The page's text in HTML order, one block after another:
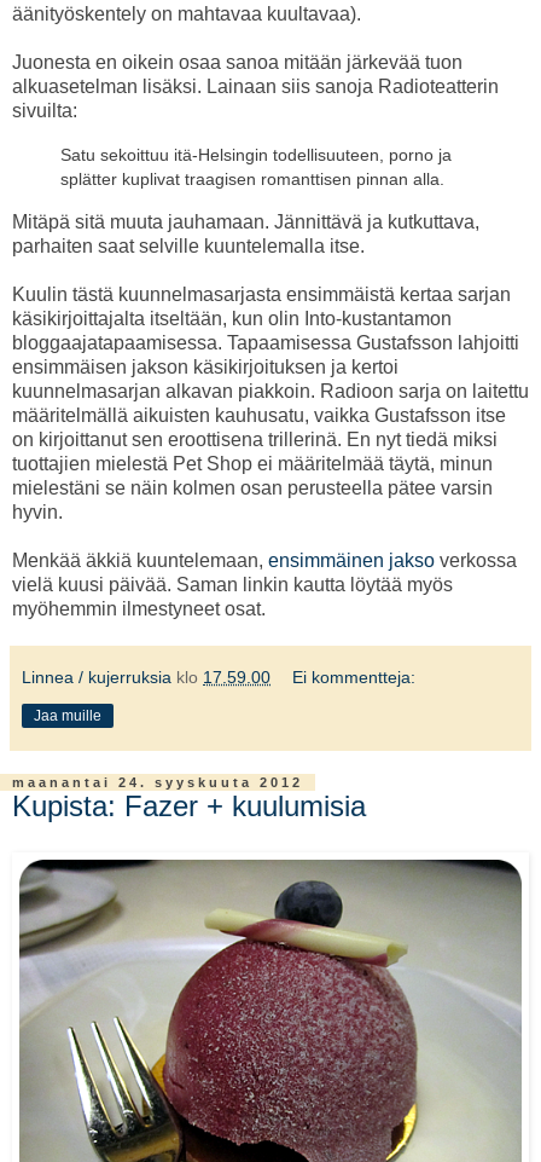
äänityöskentely on mahtavaa kuultavaa).
Juonesta en oikein osaa sanoa mitään järkevää tuon
alkuasetelman lisäksi. Lainaan siis sanoja Radioteatterin
sivuilta:
Satu sekoittuu itä-Helsingin todellisuuteen, porno ja
splätter kuplivat traagisen romanttisen pinnan alla.
Mitäpä sitä muuta jauhamaan. Jännittävä ja kutkuttava,
parhaiten saat selville kuuntelemalla itse.
Kuulin tästä kuunnelmasarjasta ensimmäistä kertaa sarjan
käsikirjoittajalta itseltään, kun olin Into-kustantamon
bloggaajatapaamisessa. Tapaamisessa Gustafsson lahjoitti
ensimmäisen jakson käsikirjoituksen ja kertoi
kuunnelmasarjan alkavan piakkoin. Radioon sarja on laitettu
määritelmällä aikuisten kauhusatu, vaikka Gustafsson itse
on kirjoittanut sen eroottisena trillerinä. En nyt tiedä miksi
tuottajien mielestä Pet Shop ei määritelmää täytä, minun
mielestäni se näin kolmen osan perusteella pätee varsin
hyvin.
Menkää äkkiä kuuntelemaan, ensimmäinen jakso verkossa
vielä kuusi päivää. Saman linkin kautta löytää myös
myöhemmin ilmestyneet osat.
Linnea / kujerruksia klo 17.59.00 Ei kommentteja:
Jaa muille
maanantai 24. syyskuuta 2012
Kupista: Fazer + kuulumisia